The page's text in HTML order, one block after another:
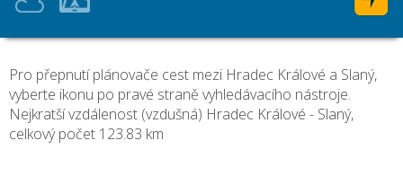
Pro přepnutí plánovače cest mezi Hradec Králové a Slaný,
vyberte ikonu po pravé straně vyhledávacího nástroje.
Nejkratší vzdálenost (vzdušná) Hradec Králové - Slaný,
celkový počet 123.83 km